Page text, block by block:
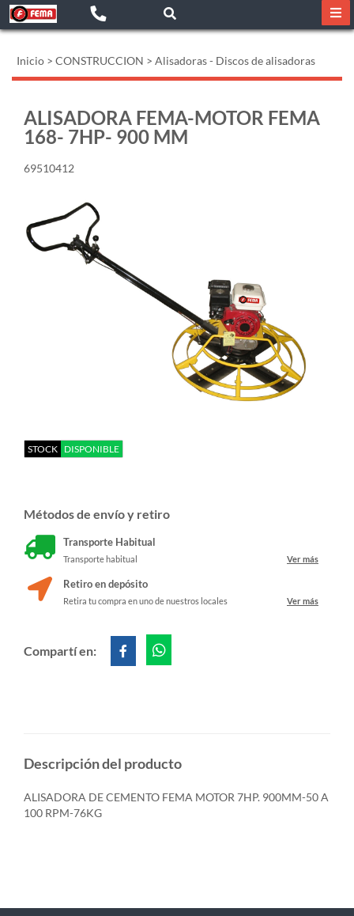
Inicio > CONSTRUCCION > Alisadoras - Discos de alisadoras
ALISADORA FEMA-MOTOR FEMA
168- 7HP- 900 MM
69510412
STOCK DISPONIBLE
Métodos de envío y retiro
Transporte Habitual
Transporte habitual Ver más
Retiro en depósito
Retira tu compra en uno de nuestros locales Ver más
Compartí en:
Descripción del producto
ALISADORA DE CEMENTO FEMA MOTOR 7HP. 900MM-50 A
100 RPM-76KG